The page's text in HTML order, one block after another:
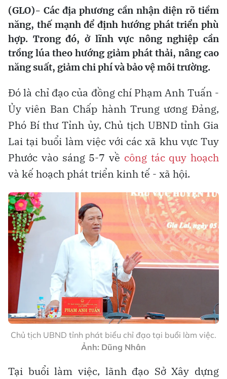
(GLO)- Các địa phương cần nhận diện rõ tiềm
năng, thế mạnh để định hướng phát triển phù
hợp. Trong đó, ở lĩnh vực nông nghiệp cần
trồng lúa theo hướng giảm phát thải, nâng cao
năng suất, giảm chi phí và bảo vệ môi trường.
Đó là chỉ đạo của đồng chí Phạm Anh Tuấn -
Ủy viên Ban Chấp hành Trung ương Đảng,
Phó Bí thư Tỉnh ủy, Chủ tịch UBND tỉnh Gia
Lai tại buổi làm việc với các xã khu vực Tuy
Phước vào sáng 5-7 về công tác quy hoạch
và kế hoạch phát triển kinh tế - xã hội.
Chủ tịch UBND tỉnh phát biểu chỉ đạo tại buổi làm việc.
Ảnh: Dũng Nhân
Tại buổi làm việc, lãnh đạo Sở Xây dựng